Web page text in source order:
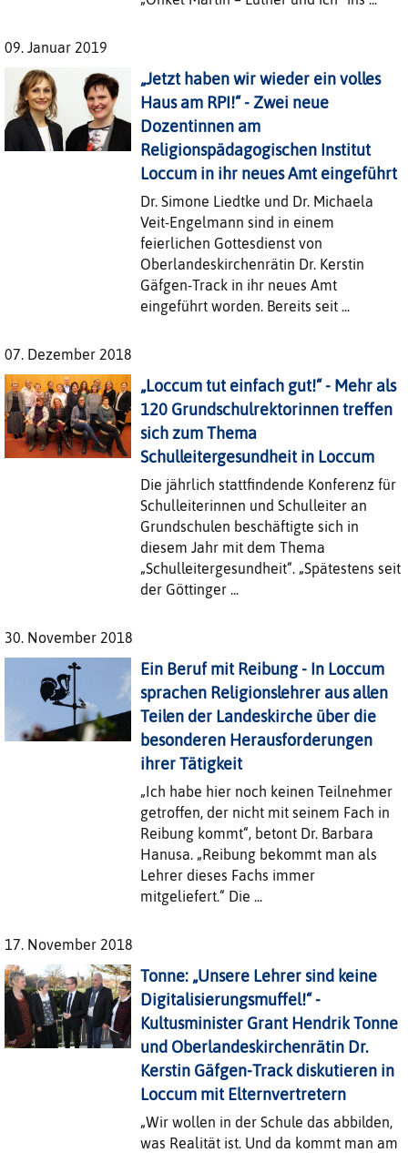
09. Januar 2019
„Jetzt haben wir wieder ein volles
Haus am RPI!“ - Zwei neue
Dozentinnen am
Religionspädagogischen Institut
Loccum in ihr neues Amt eingeführt
Dr. Simone Liedtke und Dr. Michaela
Veit-Engelmann sind in einem
feierlichen Gottesdienst von
Oberlandeskirchenrätin Dr. Kerstin
Gäfgen-Track in ihr neues Amt
eingeführt worden. Bereits seit ...
07. Dezember 2018
„Loccum tut einfach gut!“ - Mehr als
120 Grundschulrektorinnen treffen
sich zum Thema
Schulleitergesundheit in Loccum
Die jährlich stattfindende Konferenz für
Schulleiterinnen und Schulleiter an
Grundschulen beschäftigte sich in
diesem Jahr mit dem Thema
„Schulleitergesundheit“. „Spätestens seit
der Göttinger ...
30. November 2018
Ein Beruf mit Reibung - In Loccum
sprachen Religionslehrer aus allen
Teilen der Landeskirche über die
besonderen Herausforderungen
ihrer Tätigkeit
„Ich habe hier noch keinen Teilnehmer
getroffen, der nicht mit seinem Fach in
Reibung kommt“, betont Dr. Barbara
Hanusa. „Reibung bekommt man als
Lehrer dieses Fachs immer
mitgeliefert.“ Die ...
17. November 2018
Tonne: „Unsere Lehrer sind keine
Digitalisierungsmuffel!“ -
Kultusminister Grant Hendrik Tonne
und Oberlandeskirchenrätin Dr.
Kerstin Gäfgen-Track diskutieren in
Loccum mit Elternvertretern
„Wir wollen in der Schule das abbilden,
was Realität ist. Und da kommt man am